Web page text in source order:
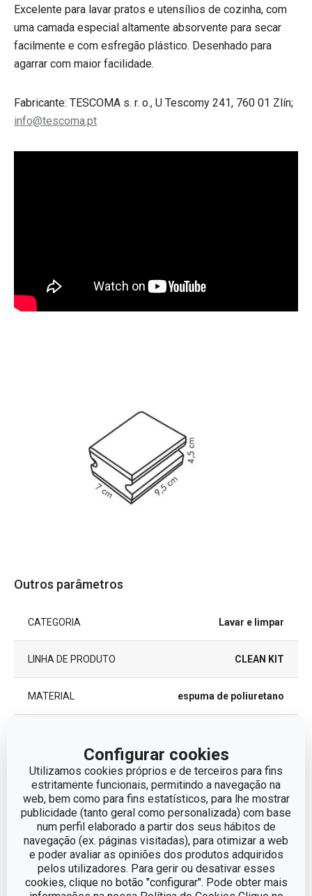
Configurar cookies
Utilizamos cookies próprios e de terceiros para fins
estritamente funcionais, permitindo a navegação na
web, bem como para fins estatísticos, para lhe mostrar
publicidade (tanto geral como personalizada) com base
num perfil elaborado a partir dos seus hábitos de
navegação (ex. páginas visitadas), para otimizar a web
e poder avaliar as opiniões dos produtos adquiridos
pelos utilizadores. Para gerir ou desativar esses
cookies, clique no botão "configurar". Pode obter mais
Excelente para lavar pratos e utensílios de cozinha, com
uma camada especial altamente absorvente para secar
facilmente e com esfregão plástico. Desenhado para
agarrar com maior facilidade.
Fabricante: TESCOMA s. r. o., U Tescomy 241, 760 01 Zlín;
info@tescoma.pt
Outros parâmetros
CATEGORIA Lavar e limpar
LINHA DE PRODUTO CLEAN KIT
MATERIAL espuma de poliuretano
EAN 8595028445992
GARANTIA (EM ANOS) 2
Pacote